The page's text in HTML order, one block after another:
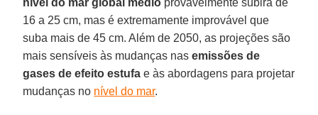
nível do mar global médio provavelmente subirá de
16 a 25 cm, mas é extremamente improvável que
suba mais de 45 cm. Além de 2050, as projeções são
mais sensíveis às mudanças nasemissões de
gases de efeito estufa e às abordagens para projetar
mudanças no nível do mar.